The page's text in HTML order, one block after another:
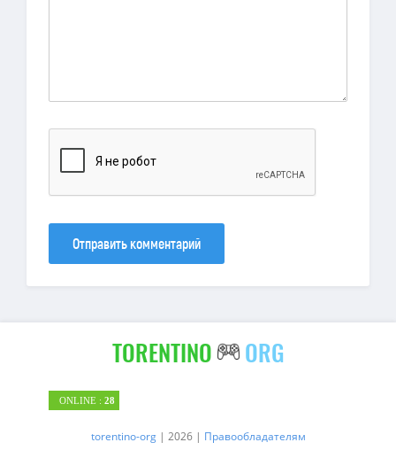
Отправить комментарий
TORENTINO ORG
ONLINE : 28
torentino-org| 2026 | Правообладателям